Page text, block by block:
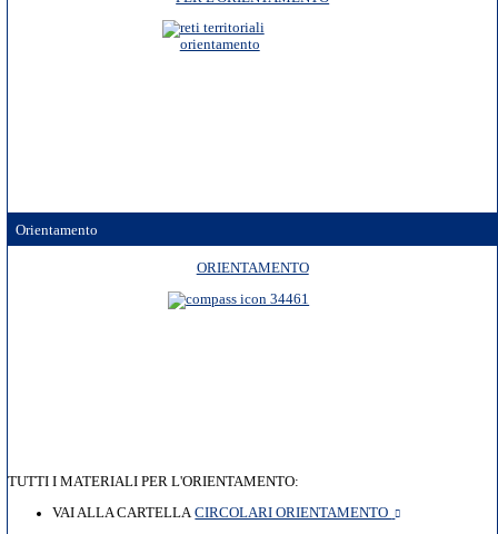
Orientamento
ORIENTAMENTO
TUTTI I MATERIALI PER L'ORIENTAMENTO:
VAI ALLA CARTELLACIRCOLARI ORIENTAMENTO